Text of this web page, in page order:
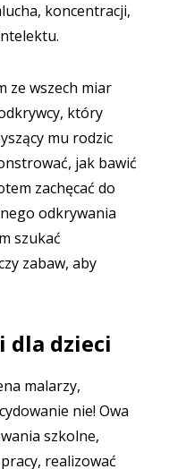
koncentracji,
ze wszech miar
który
mu rodzic
jak bawić
zachęcać do
odkrywania
szukać
zabaw, aby
dla dzieci
malarzy,
nie! Owa
szkolne,
realizować